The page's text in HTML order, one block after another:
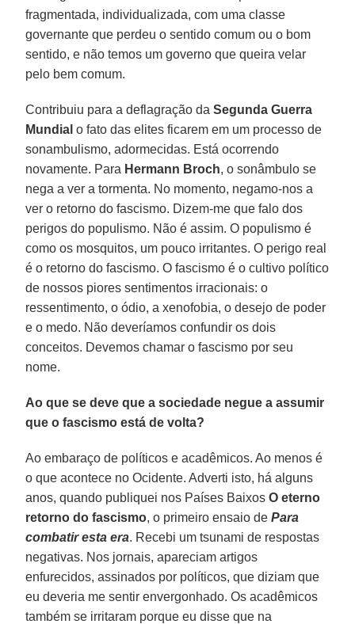
fragmentada, individualizada, com uma classe
governante que perdeu o sentido comum ou o bom
sentido, e não temos um governo que queira velar
pelo bem comum.
Contribuiu para a deflagração daSegunda Guerra
Mundial o fato das elites ficarem em um processo de
sonambulismo, adormecidas. Está ocorrendo
novamente. Para Hermann Broch, o sonâmbulo se
nega a ver a tormenta. No momento, negamo-nos a
ver o retorno do fascismo. Dizem-me que falo dos
perigos do populismo. Não é assim. O populismo é
como os mosquitos, um pouco irritantes. O perigo real
é o retorno do fascismo. O fascismo é o cultivo político
de nossos piores sentimentos irracionais: o
ressentimento, o ódio, a xenofobia, o desejo de poder
e o medo. Não deveríamos confundir os dois
conceitos. Devemos chamar o fascismo por seu
nome.
Ao que se deve que a sociedade negue a assumir
que o fascismo está de volta?
Ao embaraço de políticos e acadêmicos. Ao menos é
o que acontece no Ocidente. Adverti isto, há alguns
anos, quando publiquei nos Países BaixosO eterno
retorno do fascismo, o primeiro ensaio dePara
combatir esta era. Recebi um tsunami de respostas
negativas. Nos jornais, apareciam artigos
enfurecidos, assinados por políticos, que diziam que
eu deveria me sentir envergonhado. Os acadêmicos
também se irritaram porque eu disse que na